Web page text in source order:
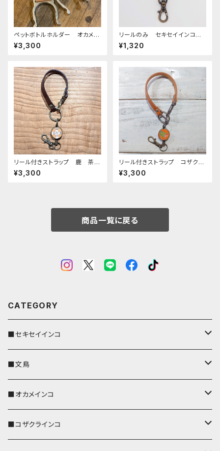
ペットボトルホルダー オカメイ
ンコ シナモンパール 栃木レ
ザー ぽわんシリーズ
¥3,300
リールのみ セキセイインコ
ノーマルブルー キャメル CA
MEL せきせいいんこ
¥1,320
リール付きストラップ 鹿 茶
帯 しか シカ
¥3,300
リール付きストラップ コザクラ
インコ ノーマル キャメル ×
キャメル こざくらいんこ
¥3,300
商品一覧に戻る
CATEGORY
■セキセイインコ
キーカバー
キーホルダー
パスケース
■文鳥
キーカバー
キーホルダー
■オカメインコ
キーカバー
■コザクラインコ